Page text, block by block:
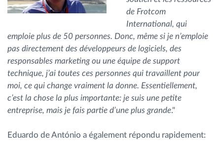
de Frotcom
International, qui
emploie plus de 50 personnes. Donc, même si je n’emploie
pas directement des développeurs de logiciels, des
responsables marketing ou une équipe de support
technique, j’ai toutes ces personnes qui travaillent pour
moi, ce qui change vraiment la donne. Essentiellement,
c’est la chose la plus importante: je suis une petite
entreprise, mais je fais partie d’une plus grande."
Eduardo de António a également répondu rapidement: